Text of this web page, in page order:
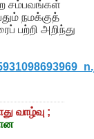
சம்பவங்கள்
நமக்குத்
பற்றி அறிந்து
வாழ்வு ;